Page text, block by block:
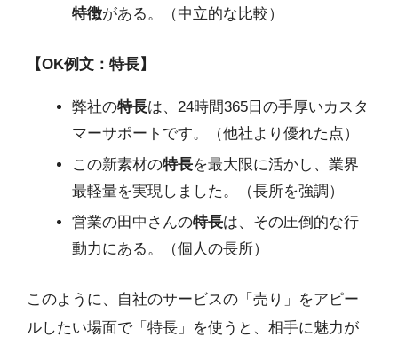
特徴がある。（中立的な比較）
【OK例文：特長】
弊社の特長は、24時間365日の手厚いカスタ
マーサポートです。（他社より優れた点）
この新素材の特長を最大限に活かし、業界
最軽量を実現しました。（長所を強調）
営業の田中さんの特長は、その圧倒的な行
動力にある。（個人の長所）
このように、自社のサービスの「売り」をアピー
ルしたい場面で「特長」を使うと、相手に魅力が